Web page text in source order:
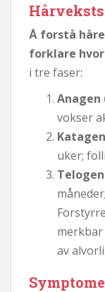
Å forstå
forklare
i tre faser:
vokser
uker;
av